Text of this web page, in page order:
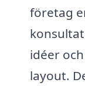
företag
idéer
layout.